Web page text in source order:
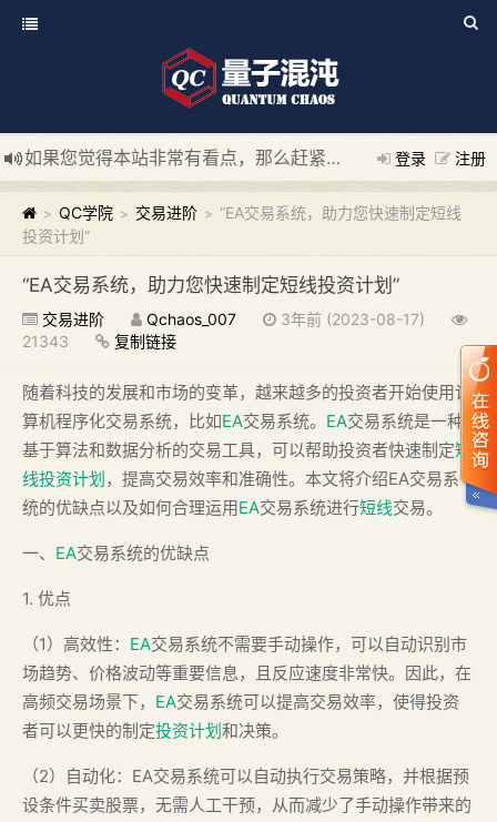
登录 注册
如果您觉得本站非常有看点，那么赶紧使用Ctrl+D 收藏我们吧
新添加量子混沌系统板块，欢迎大家访问！
---“量子混沌系
> QC学院 > 交易进阶 > “EA交易系统，助力您快速制定短线
投资计划”
“EA交易系统，助力您快速制定短线投资计划”
交易进阶 Qchaos_007
3年前 (2023-08-17)
21343
复制链接
随着科技的发展和市场的变革，越来越多的投资者开始使用计
算机程序化交易系统，比如EA交易系统。 EA交易系统是一种
基于算法和数据分析的交易工具，可以帮助投资者快速制定短
线投资计划，提高交易效率和准确性。本文将介绍EA交易系
统的优缺点以及如何合理运用EA交易系统进行短线交易。
一、 EA交易系统的优缺点
1. 优点
（1）高效性： EA交易系统不需要手动操作，可以自动识别市
场趋势、价格波动等重要信息，且反应速度非常快。因此，在
高频交易场景下， EA交易系统可以提高交易效率，使得投资
者可以更快的制定投资计划和决策。
（2）自动化：EA交易系统可以自动执行交易策略，并根据预
设条件买卖股票，无需人工干预，从而减少了手动操作带来的